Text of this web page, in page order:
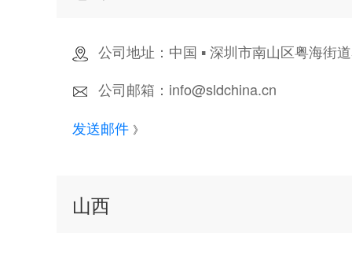
公司地址：中国 ▪ 深圳市南山区粤海街
公司邮箱：info@sldchina.cn
发送邮件 》
山西